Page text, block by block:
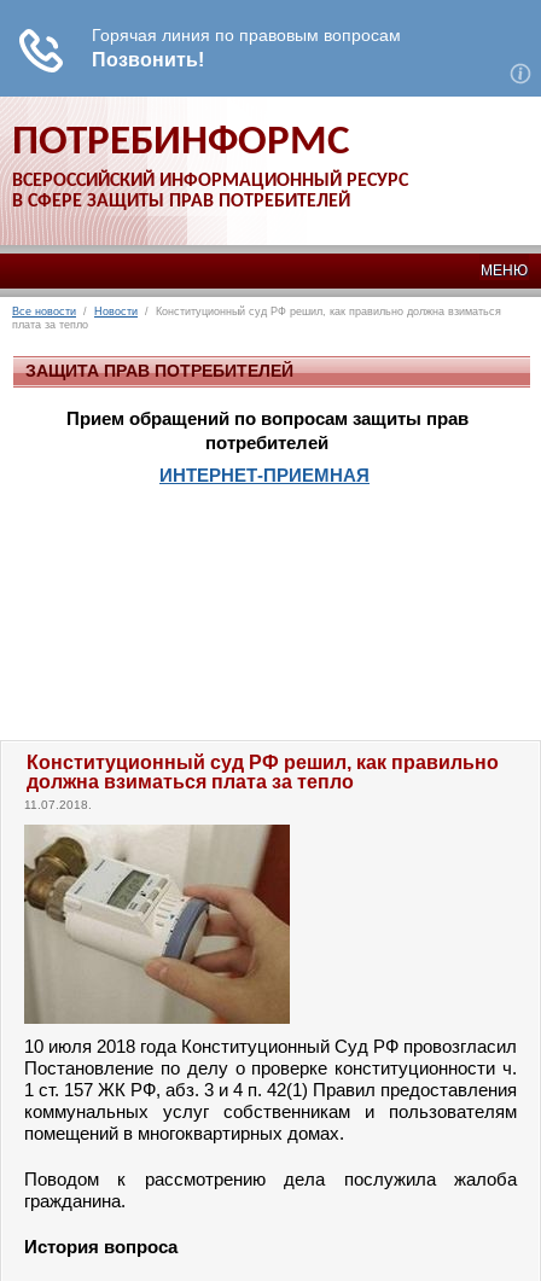
ПОТРЕБИНФОРМС
ВСЕРОССИЙСКИЙ ИНФОРМАЦИОННЫЙ РЕСУРС
В СФЕРЕ ЗАЩИТЫ ПРАВ ПОТРЕБИТЕЛЕЙ
МЕНЮ
Все новости / Новости / Конституционный суд РФ решил, как правильно должна взиматься
плата за тепло
ЗАЩИТА ПРАВ ПОТРЕБИТЕЛЕЙ
Прием обращений по вопросам защиты прав
потребителей
ИНТЕРНЕТ-ПРИЕМНАЯ
Конституционный суд РФ решил, как правильно
должна взиматься плата за тепло
11.07.2018.
10 июля 2018 года Конституционный Суд РФ провозгласил
Постановление по делу о проверке конституционности ч.
1 ст. 157 ЖК РФ, абз. 3 и 4 п. 42(1) Правил предоставления
коммунальных услуг собственникам и пользователям
помещений в многоквартирных домах.
Поводом к рассмотрению дела послужила жалоба
гражданина.
История вопроса